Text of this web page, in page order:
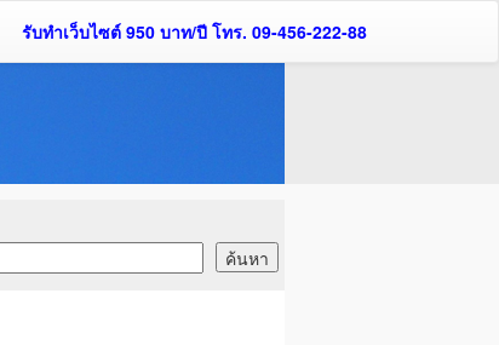
รับทำเว็บไซต์ 950 บาท/ปี โทร. 09-456-222-88